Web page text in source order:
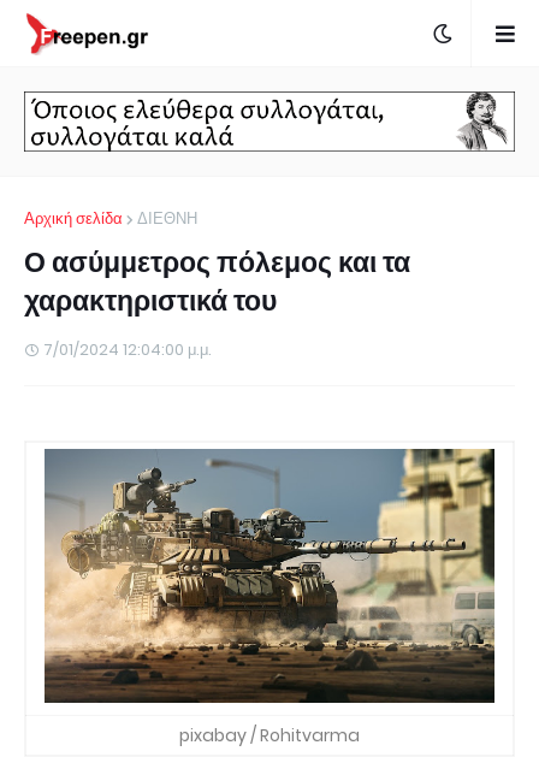
Αρχική σελίδα ΔΙΕΘΝΗ
Ο ασύμμετρος πόλεμος και τα
χαρακτηριστικά του
7/01/2024 12:04:00 μ.μ.
pixabay / Rohitvarma